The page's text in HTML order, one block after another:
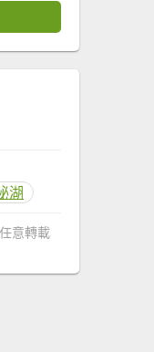
湖
意轉載